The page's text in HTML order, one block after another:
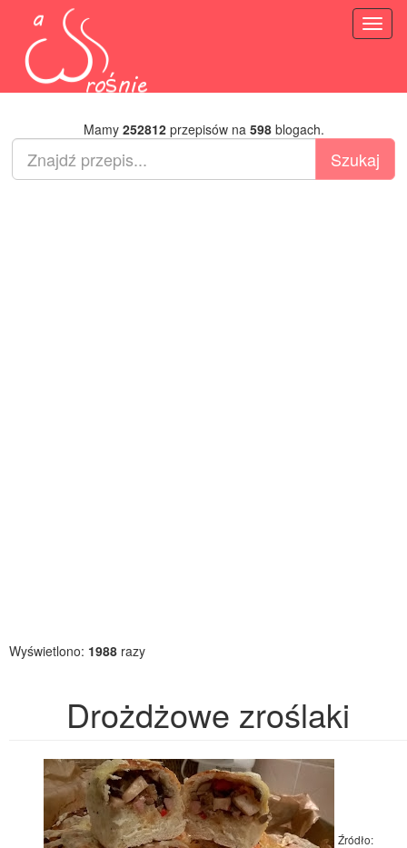
Mamy 252812przepisów na 598blogach.
Wyświetlono: 1988 razy
Drożdżowe zroślaki
Źródło: